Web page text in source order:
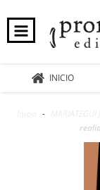
INICIO
-